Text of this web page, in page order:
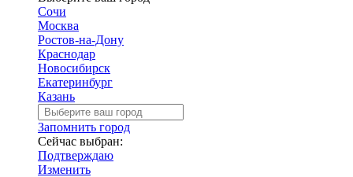
Сочи
Москва
Ростов-на-Дону
Краснодар
Новосибирск
Екатеринбург
Казань
Запомнить город
Сейчас выбран:
Подтверждаю
Изменить